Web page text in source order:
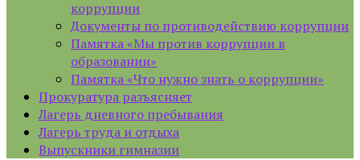
коррупции
Документы по противодействию коррупции
Памятка «Мы против коррупции в
образовании»
Памятка «Что нужно знать о коррупции»
Прокуратура разъясняет
Лагерь дневного пребывания
Лагерь труда и отдыха
Выпускники гимназии